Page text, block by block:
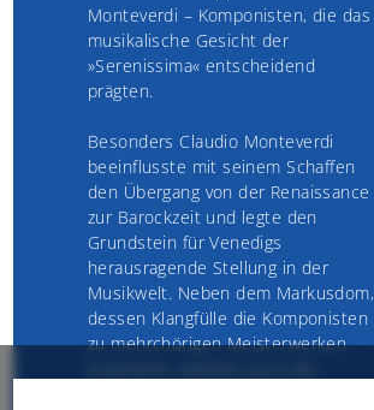
Monteverdi – Komponisten, die das
musikalische Gesicht der
»Serenissima« entscheidend
prägten.
Besonders Claudio Monteverdi
beeinflusste mit seinem Schaffen
den Übergang von der Renaissance
zur Barockzeit und legte den
Grundstein für Venedigs
herausragende Stellung in der
Musikwelt. Neben dem Markusdom,
dessen Klangfülle die Komponisten
zu mehrchörigen Meisterwerken